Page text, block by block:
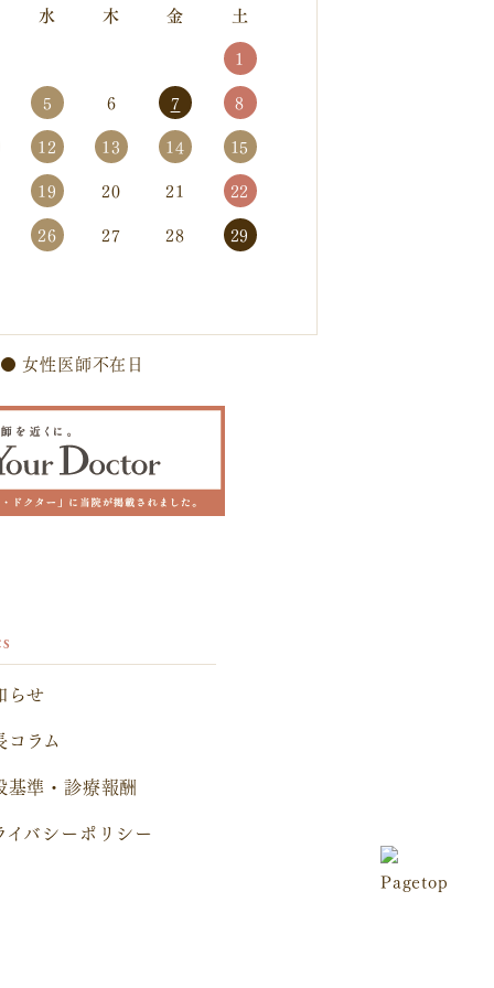
水 木 金 土
1
5 6 7
8
12 13 14
15
19 20 21
22
26 27 28
29
● 女性医師不在日
らせ
コラム
基準・診療報酬
イバシーポリシー